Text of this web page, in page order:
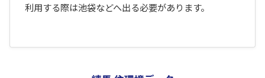
利用する際は池袋などへ出る必要があります。